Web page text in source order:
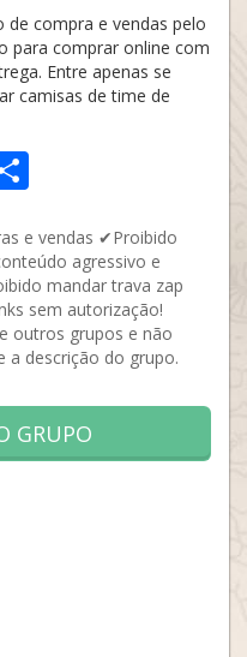
de compra e vendas pelo
para comprar online com
Entre apenas se
camisas de time de
e vendas ✔Proibido
agressivo e
mandar trava zap
sem autorização!
outros grupos e não
a descrição do grupo.
GRUPO